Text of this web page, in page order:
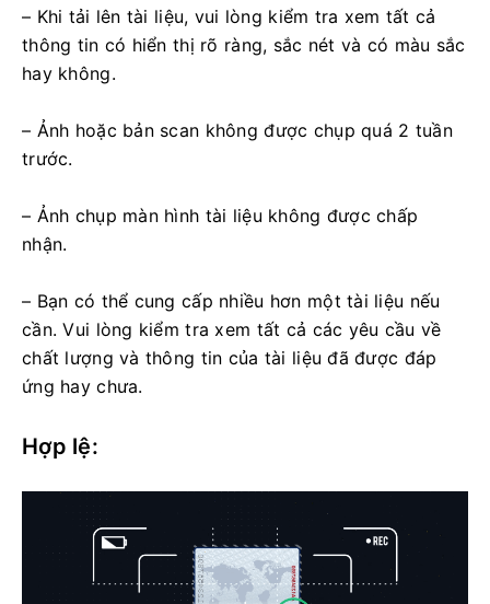
– Khi tải lên tài liệu, vui lòng kiểm tra xem tất cả
thông tin có hiển thị rõ ràng, sắc nét và có màu sắc
hay không.
– Ảnh hoặc bản scan không được chụp quá 2 tuần
trước.
– Ảnh chụp màn hình tài liệu không được chấp
nhận.
– Bạn có thể cung cấp nhiều hơn một tài liệu nếu
cần. Vui lòng kiểm tra xem tất cả các yêu cầu về
chất lượng và thông tin của tài liệu đã được đáp
ứng hay chưa.
Hợp lệ: